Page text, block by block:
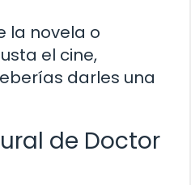
la novela o
el cine,
darles una
de Doctor